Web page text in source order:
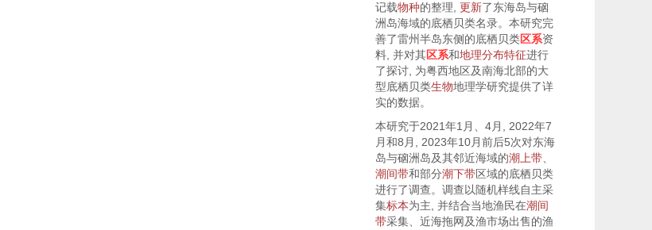
记载物种的整理, 更新了东海岛与硇
洲岛海域的底栖贝类名录。本研究完
善了雷州半岛东侧的底栖贝类区系资
料, 并对其区系和地理分布特征进行
了探讨, 为粤西地区及南海北部的大
型底栖贝类生物地理学研究提供了详
实的数据。
本研究于2021年1月、4月, 2022年7
月和8月, 2023年10月前后5次对东海
岛与硇洲岛及其邻近海域的潮上带、
潮间带和部分潮下带区域的底栖贝类
进行了调查。调查以随机样线自主采
集标本为主, 并结合当地渔民在潮间
带采集、近海拖网及渔市场出售的渔